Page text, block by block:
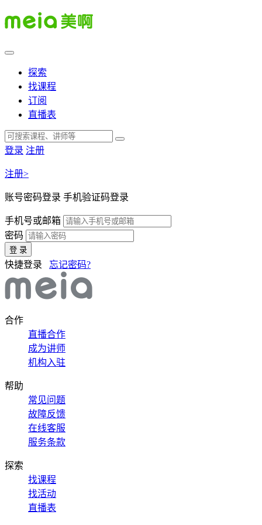
探索
找课程
订阅
直播表
登录 注册
注册>
账号密码登录 手机验证码登录
手机号或邮箱
密码
登 录
快捷登录 忘记密码?
合作
直播合作
成为讲师
机构入驻
帮助
常见问题
故障反馈
在线客服
服务条款
探索
找课程
找活动
直播表